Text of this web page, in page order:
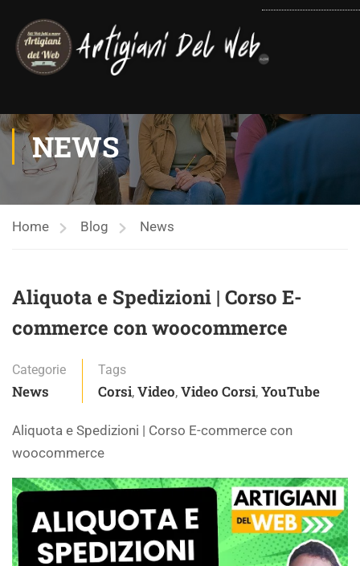
NEWS
Home Blog News
Aliquota e Spedizioni | Corso E-
commerce con woocommerce
Categorie
News
Tags
Corsi, Video, Video Corsi, YouTube
Aliquota e Spedizioni | Corso E-commerce con
woocommerce